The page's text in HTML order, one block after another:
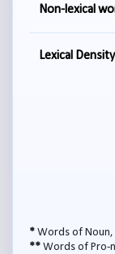
Non-lexical
Lexical
* Words of
** Words of Pro-